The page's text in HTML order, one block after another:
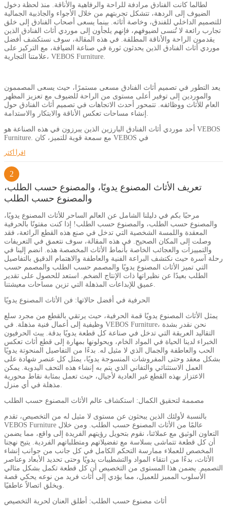
لطالما كانت الفنادق مرادفة للراحة والرفاهية والأناقة. منذ لحظة دخول
الضيوف إلى الردهة، تتشكل تجربتهم من خلال الأجواء والجاذبية الجمالية
للتصميم الداخلي للفندق، وخاصة أثاثه. بينما يسعى أصحاب الفنادق إلى خلق
تجارب رائعة لا تُنسى لضيوفهم، فإنهم يلجأون إلى موردي أثاث الفنادق الذين
يقدمون الراحة والأناقة المطلقة. في هذه المقالة، سوف نستكشف أفضل
موردي أثاث الفنادق الذين يحدثون ثورة في صناعة الضيافة، مع التركيز على
علامتنا التجارية، VEBOS Furniture.
يعد التطور في تصميم أثاث الفنادق مسعى مستمرًا، حيث يسعى المصممون
والموردين إلى توفير أعلى مستوى من الراحة للضيوف مع تعزيز المظهر
العام للأثاث ووظائفه. تتمحور أحدث الاتجاهات في تصميم أثاث الفنادق حول
أحد موردي أثاث الفنادق البارزين الذين يبرزون في هذه الصناعة هو VEBOS
Furniture. مع سمعة قوية للتميز، كان VEBOS في
اقرأ أكثر
2
تعريف الأثاث المصنوع يدويًا، والمصنوع حسب الطلب،
والمصنوع حسب الطلب
مرحبًا بكم في دليلنا الشامل عن العالم الساحر للأثاث المصنوع يدويًا،
والمصنوع حسب الطلب، والمصنوع حسب الطلب! إذا كنت مفتونًا بالحرفية
المعقدة واللمسة الشخصية التي تدخل في صنع هذه القطع الرائعة، فقد
وصلت إلى المكان الصحيح. في هذه المقالة، سوف نتعمق في التعريفات
والتمييزات والعجائب الخاصة بأنماط الأثاث المخصصة هذه. انضم إلينا في
رحلة آسرة حيث نكتشف البراعة الفنية والعاطفة والاهتمام الدقيق بالتفاصيل
التي تميز الأثاث المصنوع يدويًا والمصمم حسب الطلب والمصمم حسب
الطلب بعيدًا عن نظيراتها ذات الإنتاج الضخم. استعد للحصول على تقدير
الحرفية في أفضل حالاتها: فن الأثاث المصنوع يدويًا
يمثل الأثاث المصنوع يدويًا قمة الحرفية، حيث يرتقي بالقطع من مجرد سلع
وظيفية إلى أعمال فنية مذهلة. في VEBOS Furniture، نحن نقدر بشدة
التقاليد العريقة التي تدخل في صناعة كل قطعة يدويًا بدقة. يبث الحرفيون
الخبراء لدينا الحياة في المواد الخام، ويحولونها بمهارة إلى قطع أثاث تعكس
الحب والعاطفة والجمال الذي لا مثيل له. بدءًا من التفاصيل المنحوتة يدويًا
بشكل معقد وحتى المفروشات المنسوجة يدويًا، يمثل كل عنصر شهادة على
العمل الاستثنائي والتفاني الذي يتم به إنشاء هذه التحف اليدوية. يمكن
الاعتزاز بهذه القطع غير العادية لأجيال، حيث تعمل بمثابة نقاط محورية
مصممة لتحقيق الكمال: استكشاف عالم الأثاث المصنوع حسب الطلب
بالنسبة لأولئك الذين يبحثون عن مستوى لا مثيل له من التخصيص، تقدم
VEBOS Furniture عالمًا من الأثاث المصنوع حسب الطلب. ومن خلال
التعاون الوثيق مع عملائنا، نقوم بتحويل رؤيتهم الفريدة إلى واقع، مما يضمن
أن كل قطعة تتماشى بسلاسة مع تفضيلاتهم ومتطلباتهم الفردية. يتيح نهجنا
المخصص للعملاء ممارسة التحكم الكامل في كل جانب من جوانب إنشاء
الأثاث، بدءًا من انتقاء المواد والتشطيبات يدويًا وحتى تحديد الأبعاد وعناصر
التصميم. يضمن هذا المستوى من التخصيص أن كل قطعة تكمل بشكل مثالي
الأسلوب المميز للعميل، مما يؤدي إلى أثاث فريد من نوعه يحكي قصة
أثاث مصنوع حسب الطلب: أطلق العنان لحرية التخصيص